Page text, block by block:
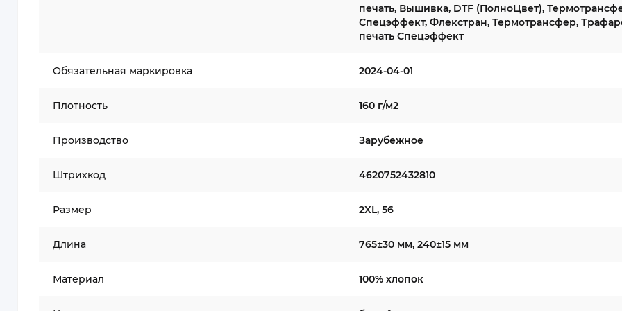
печать, Вышивка, DTF (ПолноЦвет),
Спецэффект, Флекстран, Термотрансфер,
печать Спецэффект
Обязательная маркировка 2024-04-01
Плотность 160 г/м2
Производство Зарубежное
Штрихкод 4620752432810
Размер 2XL, 56
Длина 765±30 мм, 240±15 мм
Материал 100% хлопок